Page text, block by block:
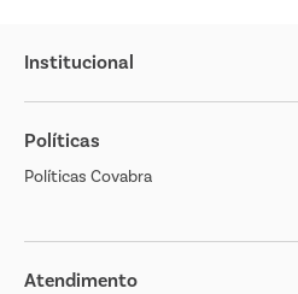
Institucional
Sobre o Covabra
Nossas Lojas
Cliente Bem Estar
Jornal de Ofertas
Políticas
Políticas Covabra
Atendimento